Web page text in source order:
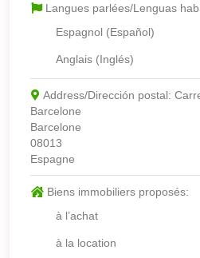
Langues parlées/Lenguas
Espagnol (Español)
Anglais (Inglés)
Address/Dirección postal:
Barcelone
Barcelone
08013
Espagne
Biens immobiliers proposés:
à l’achat
à la location